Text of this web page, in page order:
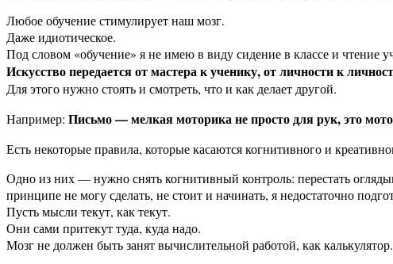
Любое обучение стимулирует наш мозг.
Даже идиотическое.
Под словом «обучение» я не имею в виду сидение в классе и чтение
Искусство передается от мастера к ученику, от личности к
Для этого нужно стоять и смотреть, что и как делает другой.
Например: Письмо — мелкая моторика не просто для рук, это
Есть некоторые правила, которые касаются когнитивного и
Одно из них — нужно снять когнитивный контроль: перестать
принципе не могу сделать, не стоит и начинать, я недостаточно
Пусть мысли текут, как текут.
Они сами притекут туда, куда надо.
Мозг не должен быть занят вычислительной работой, как калькулятор.